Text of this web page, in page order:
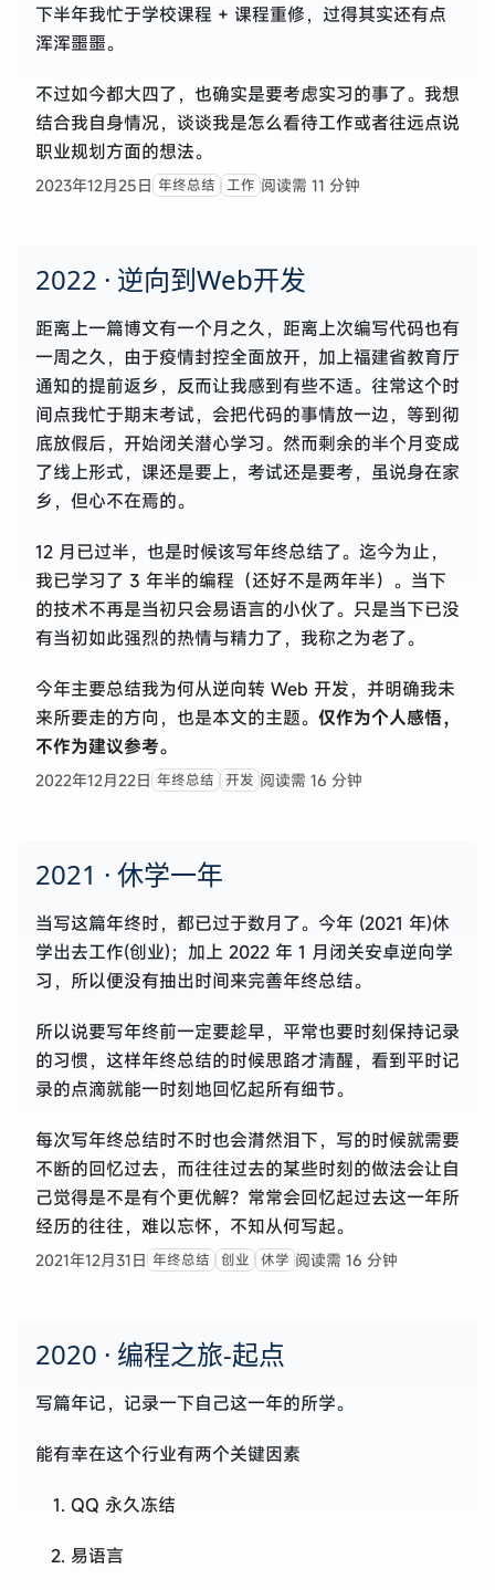
下半年我忙于学校课程 + 课程重修，过得其实还有点
浑浑噩噩。
不过如今都大四了，也确实是要考虑实习的事了。我想
结合我自身情况，谈谈我是怎么看待工作或者往远点说
职业规划方面的想法。
2023年12月25日 年终总结 工作 阅读需 11 分钟
2022 · 逆向到Web开发
距离上一篇博文有一个月之久，距离上次编写代码也有
一周之久，由于疫情封控全面放开，加上福建省教育厅
通知的提前返乡，反而让我感到有些不适。往常这个时
间点我忙于期末考试，会把代码的事情放一边，等到彻
底放假后，开始闭关潜心学习。然而剩余的半个月变成
了线上形式，课还是要上，考试还是要考，虽说身在家
乡，但心不在焉的。
12 月已过半，也是时候该写年终总结了。迄今为止，
我已学习了 3 年半的编程（还好不是两年半）。当下
的技术不再是当初只会易语言的小伙了。只是当下已没
有当初如此强烈的热情与精力了，我称之为老了。
今年主要总结我为何从逆向转 Web 开发，并明确我未
来所要走的方向，也是本文的主题。 仅作为个人感悟，
不作为建议参考。
2022年12月22日 年终总结 开发 阅读需 16 分钟
2021 · 休学一年
当写这篇年终时，都已过于数月了。今年 (2021 年)休
学出去工作(创业)；加上 2022 年 1 月闭关安卓逆向学
习，所以便没有抽出时间来完善年终总结。
所以说要写年终前一定要趁早，平常也要时刻保持记录
的习惯，这样年终总结的时候思路才清醒，看到平时记
录的点滴就能一时刻地回忆起所有细节。
每次写年终总结时不时也会潸然泪下，写的时候就需要
不断的回忆过去，而往往过去的某些时刻的做法会让自
己觉得是不是有个更优解？常常会回忆起过去这一年所
经历的往往，难以忘怀，不知从何写起。
2021年12月31日 年终总结 创业 休学 阅读需 16 分钟
2020 · 编程之旅-起点
写篇年记，记录一下自己这一年的所学。
能有幸在这个行业有两个关键因素
QQ 永久冻结
易语言